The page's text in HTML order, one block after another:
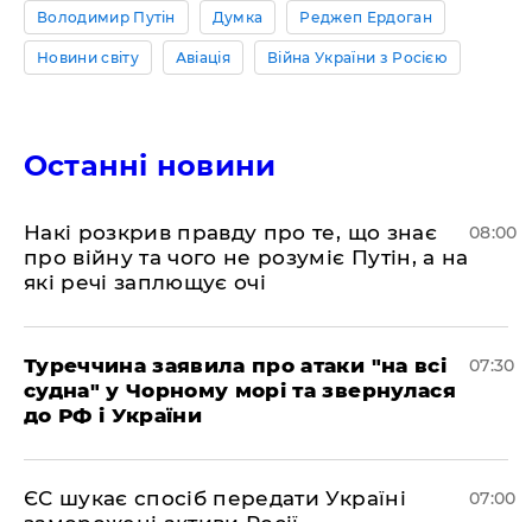
Володимир Путін Думка Реджеп Ердоган
Новини світу Авіація Війна України з Росією
Останні новини
Накі розкрив правду про те, що знає
про війну та чого не розуміє Путін, а на
які речі заплющує очі
08:00
Туреччина заявила про атаки "на всі
судна" у Чорному морі та звернулася
до РФ і України
07:30
ЄС шукає спосіб передати Україні
07:00